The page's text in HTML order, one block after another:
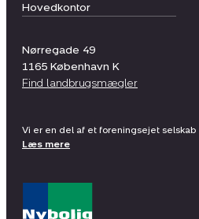
Hovedkontor
Nørregade 49
1165 København K
Find landbrugsmægler
Vi er en del af et foreningsejet selskab
Læs mere